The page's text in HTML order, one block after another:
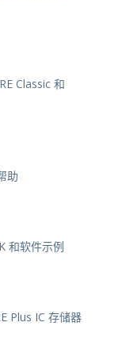
Classic 和
助
和软件示例
Plus IC 存储器